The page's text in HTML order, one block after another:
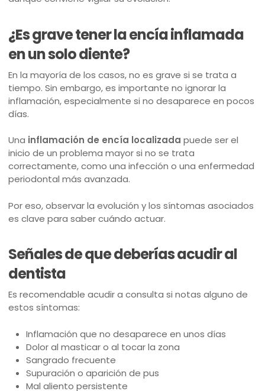
¿Es grave tener la encía inflamada
en un solo diente?
En la mayoría de los casos, no es grave si se trata a
tiempo. Sin embargo, es importante no ignorar la
inflamación, especialmente si no desaparece en pocos
días.
Una inflamación de encía localizada puede ser el
inicio de un problema mayor si no se trata
correctamente, como una infección o una enfermedad
periodontal más avanzada.
Por eso, observar la evolución y los síntomas asociados
es clave para saber cuándo actuar.
Señales de que deberías acudir al
dentista
Es recomendable acudir a consulta si notas alguno de
estos síntomas:
Inflamación que no desaparece en unos días
Dolor al masticar o al tocar la zona
Sangrado frecuente
Supuración o aparición de pus
Mal aliento persistente